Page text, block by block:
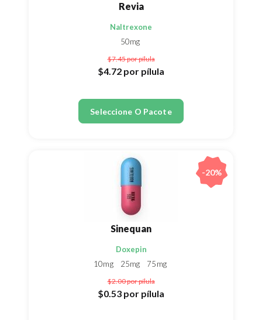
Revia
Naltrexone
50mg
$7.45por pílula
$4.72 por pílula
Seleccione O Pacote
Sinequan
Doxepin
10mg
25mg 75mg
$2.00por pílula
$0.53 por pílula
-20%